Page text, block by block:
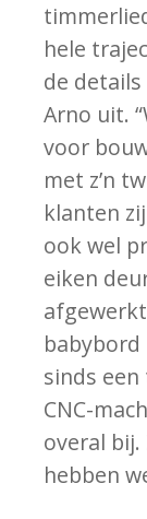
hele
de details
Arno uit.
voor
met z’n
klanten
ook wel
eiken
sinds
CNC-
overal bij.
hebben